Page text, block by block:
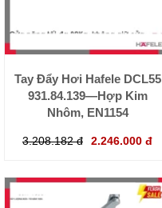
Tay Đẩy Hơi Hafele DCL55
931.84.139—Hợp Kim
Nhôm, EN1154
3.208.182 đ 2.246.000 đ